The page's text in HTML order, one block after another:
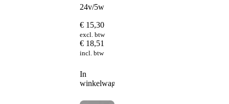
24v/5w
€ 15,30
excl. btw
€ 18,51
incl. btw
In
winkelwagen